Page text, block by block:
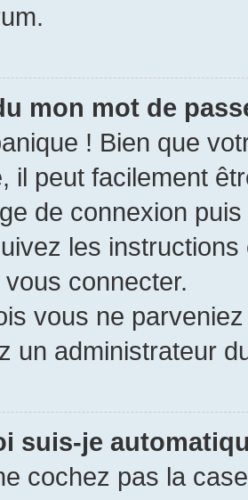
mon mot de
! Bien que
il peut facilement
de connexion
les
connecter.
vous ne
un administrateur
suis-je
cochez pas la